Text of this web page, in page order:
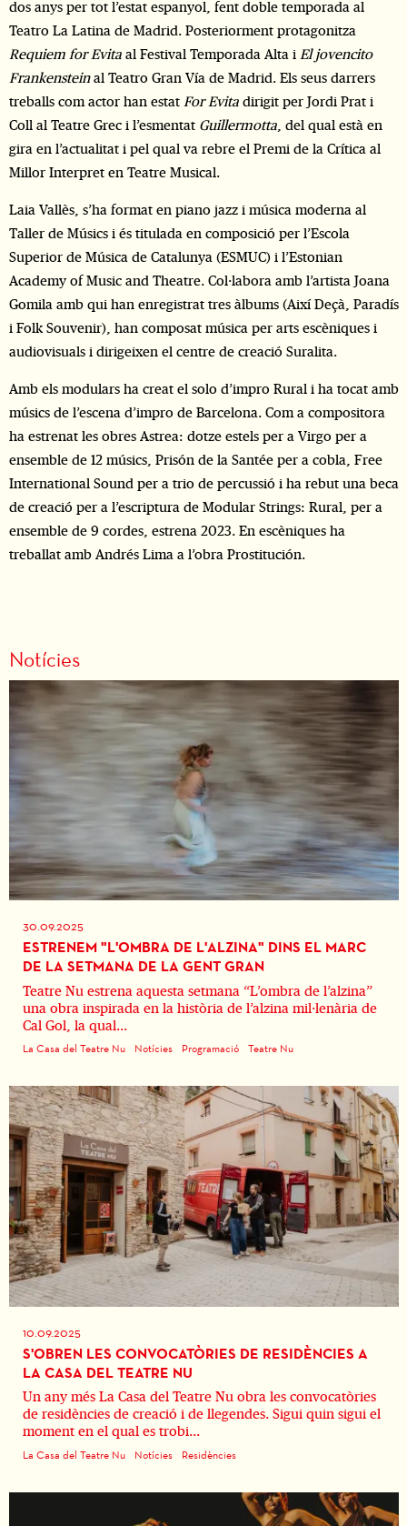
dos anys per tot l’estat espanyol, fent doble temporada al
Teatro La Latina de Madrid. Posteriorment protagonitza
Requiem for Evitaal Festival Temporada Alta i El jovencito
Frankensteinal Teatro Gran Vía de Madrid. Els seus darrers
treballs com actor han estat For Evitadirigit per Jordi Prat i
Coll al Teatre Grec i l’esmentat Guillermotta, del qual està en
gira en l’actualitat i pel qual va rebre el Premi de la Crítica al
Millor Interpret en Teatre Musical.
Laia Vallès, s’ha format en piano jazz i música moderna al
Taller de Músics i és titulada en composició per l’Escola
Superior de Música de Catalunya (ESMUC) i l’Estonian
Academy of Music and Theatre. Col·labora amb l’artista Joana
Gomila amb qui han enregistrat tres àlbums (Així Deçà, Paradís
i Folk Souvenir), han composat música per arts escèniques i
audiovisuals i dirigeixen el centre de creació Suralita.
Amb els modulars ha creat el solo d’impro Rural i ha tocat amb
músics de l’escena d’impro de Barcelona. Com a compositora
ha estrenat les obres Astrea: dotze estels per a Virgo per a
ensemble de 12 músics, Prisón de la Santée per a cobla, Free
International Sound per a trio de percussió i ha rebut una beca
de creació per a l’escriptura de Modular Strings: Rural, per a
ensemble de 9 cordes, estrena 2023. En escèniques ha
treballat amb Andrés Lima a l’obra Prostitución.
Notícies
30.09.2025
ESTRENEM "L'OMBRA DE L'ALZINA" DINS EL MARC
DE LA SETMANA DE LA GENT GRAN
Teatre Nu estrena aquesta setmana “L’ombra de l’alzina”
una obra inspirada en la història de l’alzina mil·lenària de
Cal Gol, la qual...
La Casa del Teatre Nu Notícies Programació Teatre Nu
10.09.2025
S'OBREN LES CONVOCATÒRIES DE RESIDÈNCIES A
LA CASA DEL TEATRE NU
Un any més La Casa del Teatre Nu obra les convocatòries
de residències de creació i de llegendes. Sigui quin sigui el
moment en el qual es trobi...
La Casa del Teatre Nu Notícies Residències